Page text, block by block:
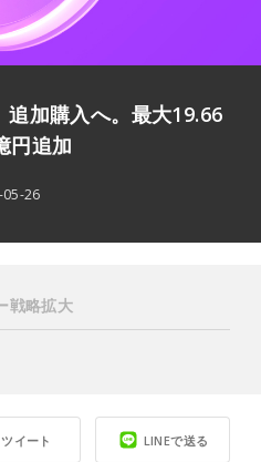
加購入へ。最大19.66
円追加
05-26
ツイート LINEで送る
戦略拡大